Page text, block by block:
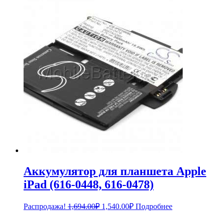
Аккумулятор для планшета Apple
iPad (616-0448, 616-0478)
Распродажа! 1,694.00₽ Первоначальная
1,540.00₽Текущая
Подробнее